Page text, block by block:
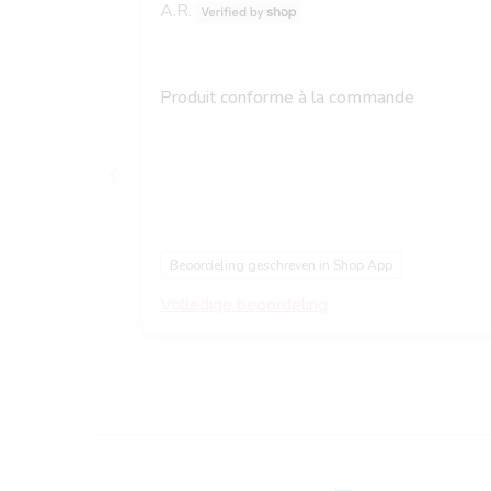
A.R.
Produit conforme à la commande
Beoordeling geschreven in Shop App